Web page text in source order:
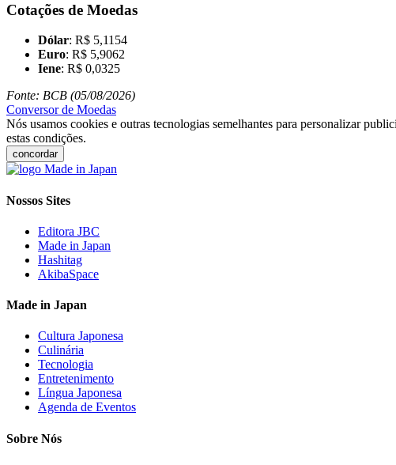
Cotações de Moedas
Dólar: R$ 5,1154
Euro: R$ 5,9062
Iene: R$ 0,0325
Fonte: BCB (05/08/2026)
Conversor de Moedas
Nós usamos cookies e outras tecnologias semelhantes para personalizar
estas condições.
concordar
Nossos Sites
Editora JBC
Made in Japan
Hashitag
AkibaSpace
Made in Japan
Cultura Japonesa
Culinária
Tecnologia
Entretenimento
Língua Japonesa
Agenda de Eventos
Sobre Nós